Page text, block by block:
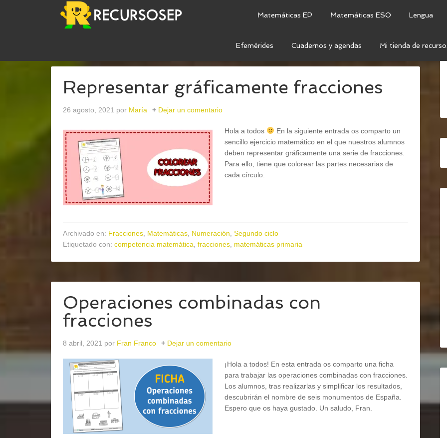
Matemáticas EP Matemáticas ESO Lengua
Efemérides Cuadernos y agendas Mi tienda de
Representar gráficamente fracciones
26 agosto, 2021 por María Dejar un comentario
Hola a todos
En la siguiente entrada os comparto un
sencillo ejercicio matemático en el que nuestros alumnos
deben representar gráficamente una serie de fracciones.
Para ello, tiene que colorear las partes necesarias de
cada círculo.
Archivado en: Fracciones Matemáticas Numeración Segundo ciclo
Etiquetado con: competencia matemática fracciones matemáticas primaria
Operaciones combinadas con
fracciones
8 abril, 2021 por Fran Franco Dejar un comentario
¡Hola a todos! En esta entrada os comparto una ficha
para trabajar las operaciones combinadas con fracciones.
Los alumnos, tras realizarlas y simplificar los resultados,
descubrirán el nombre de seis monumentos de España.
Espero que os haya gustado. Un saludo, Fran.